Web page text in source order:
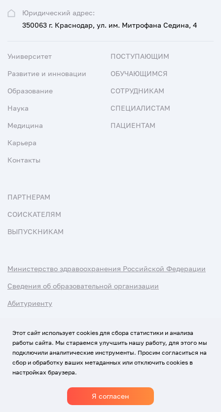
Юридический адрес:
350063 г. Краснодар, ул. им. Митрофана Седина, 4
Университет
Развитие и инновации
Образование
Наука
Медицина
Карьера
Контакты
ПОСТУПАЮЩИМ
ОБУЧАЮЩИМСЯ
СОТРУДНИКАМ
СПЕЦИАЛИСТАМ
ПАЦИЕНТАМ
ПАРТНЕРАМ
СОИСКАТЕЛЯМ
ВЫПУСКНИКАМ
Министерство здравоохранения Российской Федерации
Сведения об образовательной организации
Абитуриенту
Использование Cookies
Политика обработки персональных данных
© Все права защищены
Этот сайт использует cookies для сбора статистики и анализа
работы сайта. Мы стараемся улучшить нашу работу, для этого мы
подключили аналитические инструменты. Просим согласиться на
сбор и обработку ваших метаданных или отключить cookies в
настройках браузера.
Я согласен